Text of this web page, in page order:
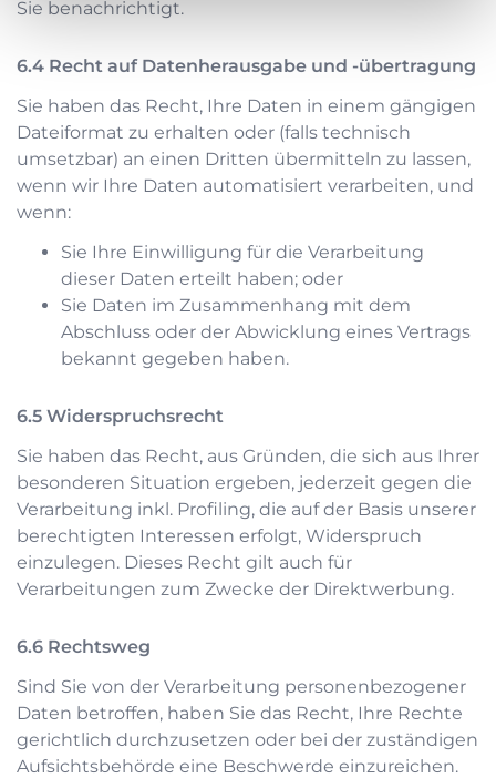
Sie benachrichtigt.
Recht auf Datenherausgabe und -übertragung
Sie haben das Recht, Ihre Daten in einem gängigen
Dateiformat zu erhalten oder (falls technisch
umsetzbar) an einen Dritten übermitteln zu lassen,
wenn wir Ihre Daten automatisiert verarbeiten, und
wenn:
Sie Ihre Einwilligung für die Verarbeitung
dieser Daten erteilt haben; oder
Sie Daten im Zusammenhang mit dem
Abschluss oder der Abwicklung eines Vertrags
bekannt gegeben haben.
Widerspruchsrecht
Sie haben das Recht, aus Gründen, die sich aus Ihrer
besonderen Situation ergeben, jederzeit gegen die
Verarbeitung inkl. Profiling, die auf der Basis unserer
berechtigten Interessen erfolgt, Widerspruch
einzulegen. Dieses Recht gilt auch für
Verarbeitungen zum Zwecke der Direktwerbung.
Rechtsweg
Sind Sie von der Verarbeitung personenbezogener
Daten betroffen, haben Sie das Recht, Ihre Rechte
gerichtlich durchzusetzen oder bei der zuständigen
Aufsichtsbehörde eine Beschwerde einzureichen.